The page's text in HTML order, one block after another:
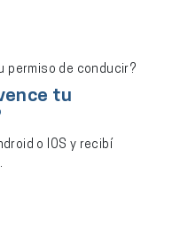
tu
o IOS y recibí